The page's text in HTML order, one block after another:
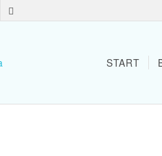
START